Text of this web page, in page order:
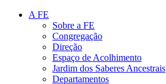
A FE
Sobre a FE
Congregação
Direção
Espaço de Acolhimento
Jardim dos Saberes Ancestrais
Departamentos